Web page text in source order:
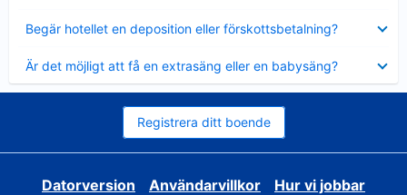
Begär hotellet en deposition eller förskottsbetalning?
mindre
Är det möjligt att få en extrasäng eller en babysäng?
mindre
Registrera ditt boende
Datorversion Användarvillkor
Hur vi jobbar